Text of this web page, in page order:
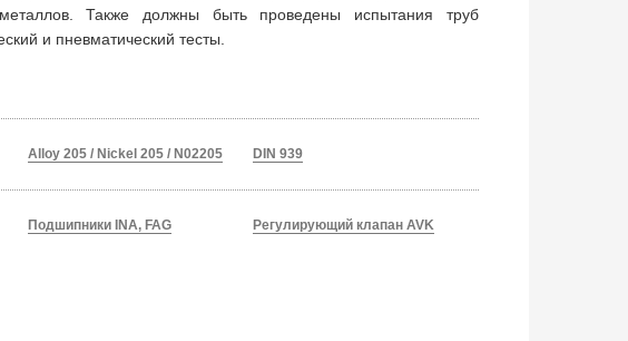
Также должны быть проведены испытания труб
и пневматический тесты.
Alloy 205 / Nickel 205 / N02205 DIN 939
Подшипники INA, FAG Регулирующий клапан AVK